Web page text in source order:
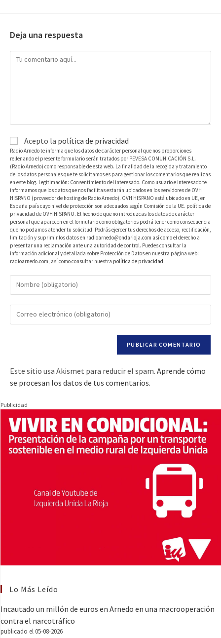
Deja una respuesta
Acepto la política de privacidad
Radio Arnedo te informa que los datos de carácter personal que nos proporciones
rellenando el presente formulario serán tratados por PEVESA COMUNICACIÓN S.L.
(Radio Arnedo) como responsable de esta web. La finalidad de la recogida y tratamiento
de los datos personales que te solicitamos es para gestionar los comentarios que realizas
en este blog. Legitimación: Consentimiento del interesado. Como usuario e interesado te
informamos que los datos que nos facilitas estarán ubicados en los servidores de OVH
HISPANO (proveedor de hosting de Radio Arnedo). OVH HISPANO está ubicado en UE, en
España país cuyo nivel de protección son adecuados según Comisión de la UE. política de
privacidad de OVH HISPANO. El hecho de que no introduzcas los datos de carácter
personal que aparecen en el formulario como obligatorios podrá tener como consecuencia
que no podamos atender tu solicitud. Podrás ejercer tus derechos de acceso, rectificación,
limitación y suprimir los datos en radioarnedo@ondarioja.com así como el derecho a
presentar una reclamación ante una autoridad de control. Puedes consultar la
información adicional y detallada sobre Protección de Datos en nuestra página web:
radioarnedo.com, así como consultar nuestra política de privacidad.
Este sitio usa Akismet para reducir el spam. Aprende cómo
se procesan los datos de tus comentarios.
Publicidad
Lo Más Leído
Incautado un millón de euros en Arnedo en una macrooperación
contra el narcotráfico
publicado el 05-08-2026